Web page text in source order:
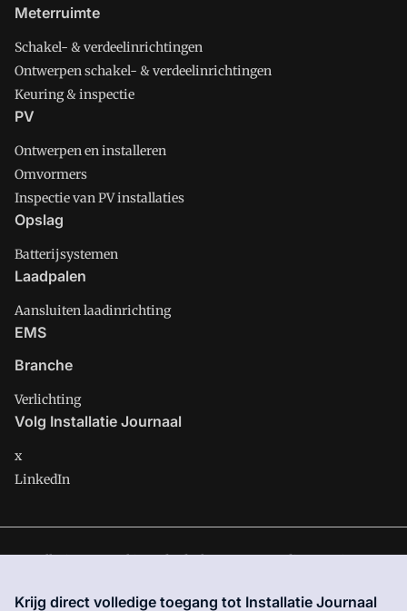
Meterruimte
Schakel- & verdeelinrichtingen
Ontwerpen schakel- & verdeelinrichtingen
Keuring & inspectie
PV
Ontwerpen en installeren
Omvormers
Inspectie van PV installaties
Opslag
Batterijsystemen
Laadpalen
Aansluiten laadinrichting
EMS
Branche
Verlichting
Volg Installatie Journaal
x
LinkedIn
Installatie Journaal is onderdeel van VMN media. Lees inons
site zijn de volgende regelingen van toepassing:Algemene
Krijg direct volledige toegang tot Installatie Journaal